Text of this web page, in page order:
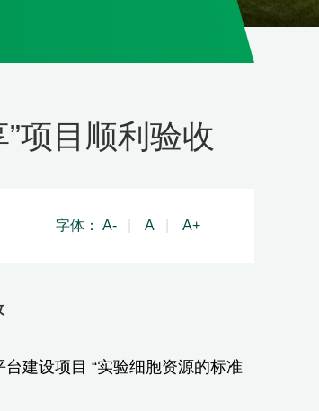
项目顺利验收
字体： A- A A+
建设项目 “实验细胞资源的标准